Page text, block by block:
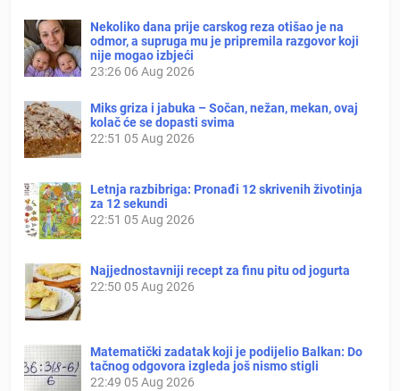
Nekoliko dana prije carskog reza otišao je na
odmor, a supruga mu je pripremila razgovor koji
nije mogao izbjeći
23:26 06 Aug 2026
Miks griza i jabuka – Sočan, nežan, mekan, ovaj
kolač će se dopasti svima
22:51 05 Aug 2026
Letnja razbibriga: Pronađi 12 skrivenih životinja
za 12 sekundi
22:51 05 Aug 2026
Najjednostavniji recept za finu pitu od jogurta
22:50 05 Aug 2026
Matematički zadatak koji je podijelio Balkan: Do
tačnog odgovora izgleda još nismo stigli
22:49 05 Aug 2026